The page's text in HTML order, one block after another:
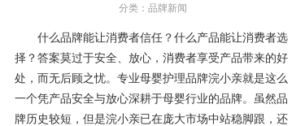
分类：品牌新闻
什么品牌能让消费者信任？什么产品能让消费者选
择？答案莫过于安全、放心，消费者享受产品带来的好
处，而无后顾之忧。专业母婴护理品牌浣小亲就是这么
一个凭产品安全与放心深耕于母婴行业的品牌。虽然品
牌历史较短，但是浣小亲已在庞大市场中站稳脚跟，还